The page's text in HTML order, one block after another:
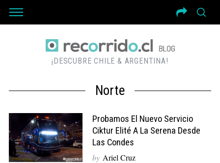
¡DESCUBRE CHILE & ARGENTINA!
Norte
Probamos El Nuevo Servicio
Ciktur Elité A La Serena Desde
Las Condes
by Ariel Cruz